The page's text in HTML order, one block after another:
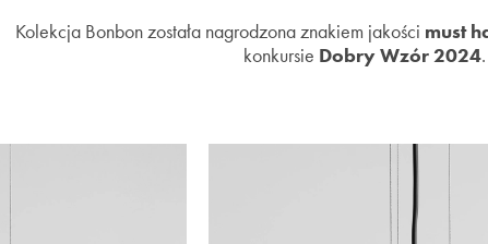
Kolekcja Bonbon została nagrodzona znakiem jakości must
konkursie Dobry Wzór 2024